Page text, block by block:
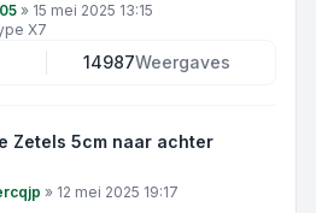
» 15 mei 2025 13:15
X7
14987Weergaves
Zetels 5cm naar achter
» 12 mei 2025 19:17